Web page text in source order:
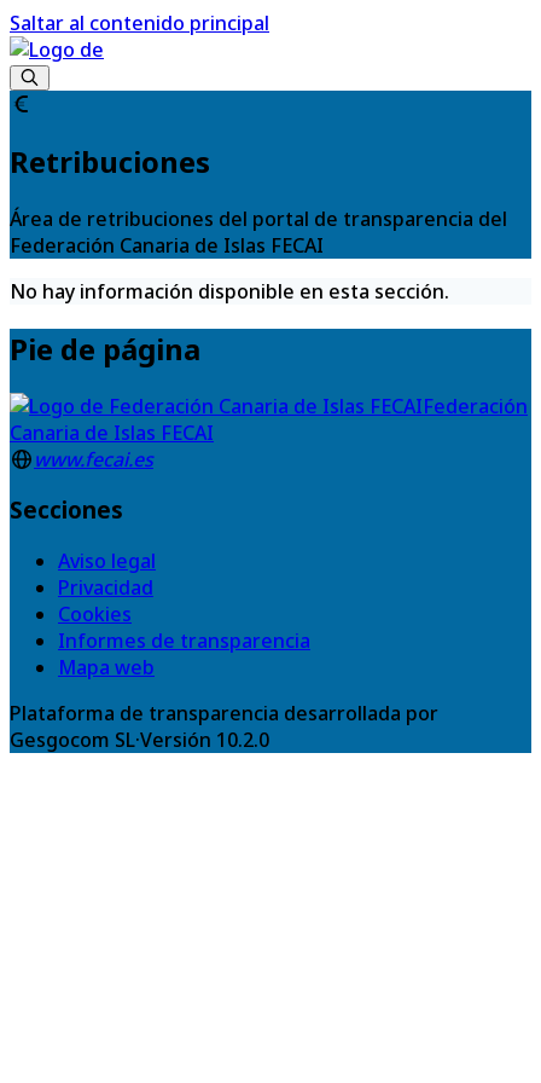
Saltar al contenido principal
Retribuciones
Área de retribuciones del portal de transparencia del
Federación Canaria de Islas FECAI
No hay información disponible en esta sección.
Pie de página
Federación
Canaria de Islas FECAI
www.fecai.es
Secciones
Aviso legal
Privacidad
Cookies
Informes de transparencia
Mapa web
Plataforma de transparencia desarrollada por
Gesgocom SL·Versión 10.2.0